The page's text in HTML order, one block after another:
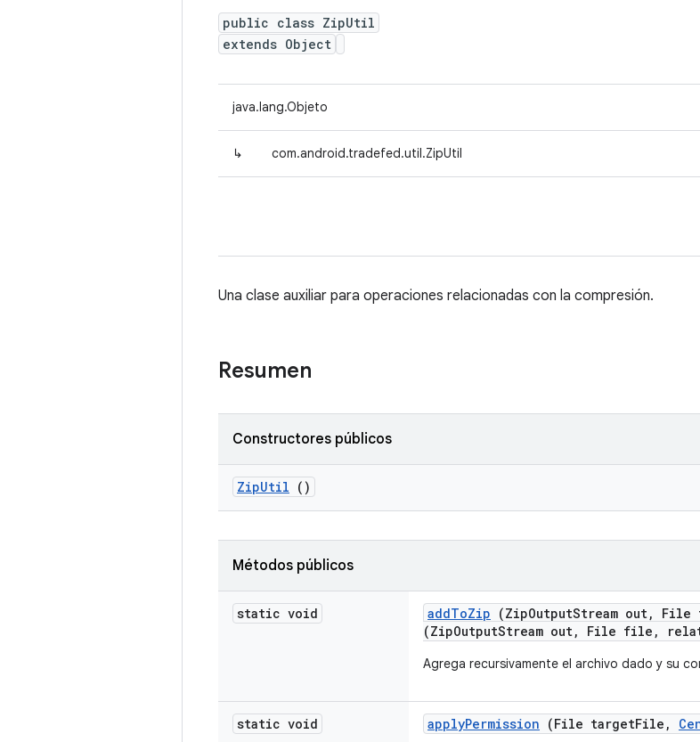
public class ZipUtil
extends Object
java.lang.Objeto
↳ com.android.tradefed.util.ZipUtil
Una clase auxiliar para operaciones relacionadas con la compresión.
Resumen
Constructores públicos
ZipUtil ()
Métodos públicos
static void addToZip (ZipOutputStream out, File
(ZipOutputStream out, File file,
Agrega recursivamente el archivo dado y su
static void applyPermission (File targetFile ,